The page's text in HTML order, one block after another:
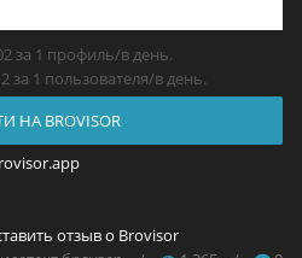
за 1 профиль/в день.
за 1 пользователя/в день.
НА BROVISOR
отзыв о Brovisor